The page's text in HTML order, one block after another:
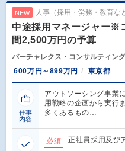
NEW 人事（採用・労務・教育な
中途採用マネージャー※
間2,500万円の予算
バーチャレクス・コンサルティン
600万円～899万円
東京都
仕事
内容
アウトソーシング事業
用戦略の企画から実行
多くあるもの…
必須 正社員採用及び